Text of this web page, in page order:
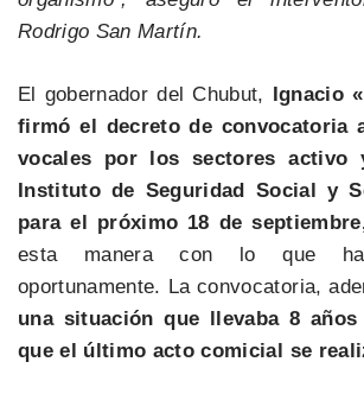
Rodrigo San Martín.
El gobernador del Chubut, Ignacio
firmó el decreto de convocatoria
vocales por los sectores activo
Instituto de Seguridad Social y
para el próximo 18 de
esta manera con lo que
oportunamente. La convocatoria,
una situación que llevaba 8
que el último acto comicial se